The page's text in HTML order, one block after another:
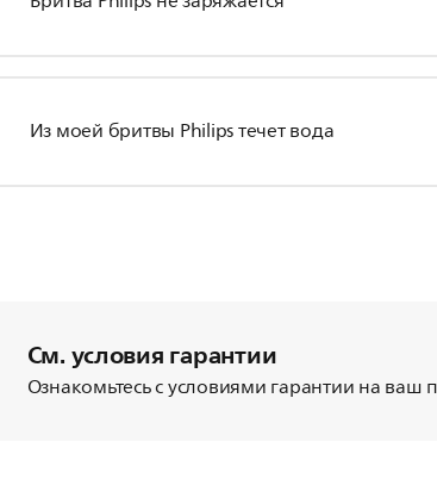
Из моей бритвы Philips течет вода
См. условия гарантии
Ознакомьтесь с условиями гарантии на ваш